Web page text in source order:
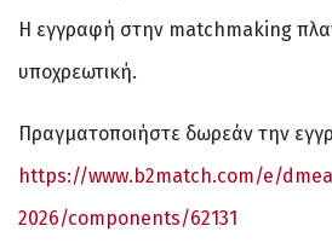
Η εγγραφή στην matchmaking
υποχρεωτική.
Πραγματοποιήστε δωρεάν την
https://www.b2match.com/e/
2026/components/62131